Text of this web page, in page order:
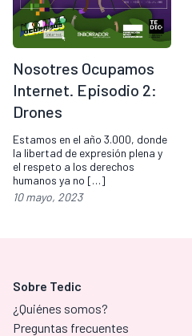
Nosotres Ocupamos
Internet. Episodio 2:
Drones
Estamos en el año 3.000, donde
la libertad de expresión plena y
el respeto a los derechos
humanos ya no […]
10 mayo, 2023
Sobre Tedic
¿Quiénes somos?
Preguntas frecuentes